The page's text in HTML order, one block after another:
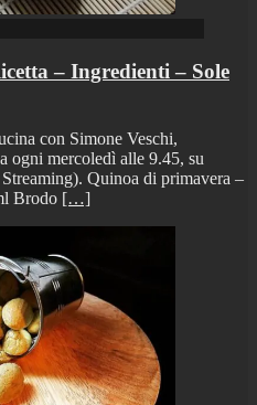
– Ingredienti – Sole
con Simone Veschi,
ogni mercoledì alle 9.45, su
Quinoa di primavera –
Brodo […]